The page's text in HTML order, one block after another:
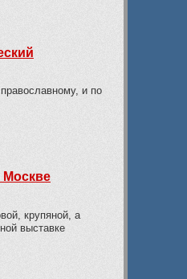
и по
Москве
крупяной, а
выставке